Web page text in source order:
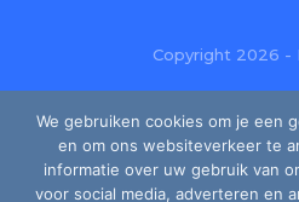
Copyright 2026 -
Privacy
We gebruiken cookies om je een
en om ons websiteverkeer te
informatie over uw gebruik van
voor social media, adverteren en